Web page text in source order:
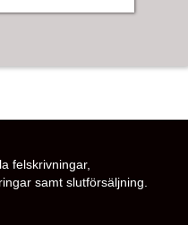
felskrivningar,
samt slutförsäljning.